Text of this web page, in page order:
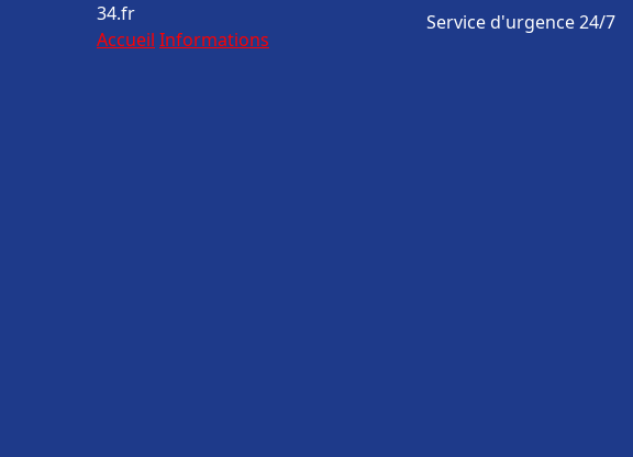
34.fr
Accueil Informations
Service d'urgence 24/7